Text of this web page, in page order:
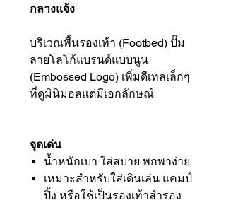
กลางแจ้ง
บริเวณพื้นรองเท้า (Footbed) ปั๊ม
ลายโลโก้แบรนด์แบบนูน
(Embossed Logo) เพิ่มดีเทลเล็กๆ
ที่ดูมินิมอลแต่มีเอกลักษณ์
จุดเด่น
น้ำหนักเบา ใส่สบาย พกพาง่าย
เหมาะสำหรับใส่เดินเล่น แคมป์
ปิ้ง หรือใช้เป็นรองเท้าสำรอง